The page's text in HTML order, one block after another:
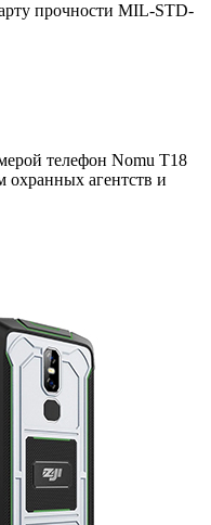
прочности MIL-STD-
телефон Nomu T18
охранных агентств и